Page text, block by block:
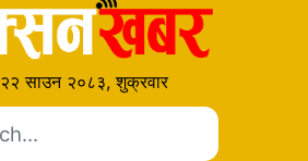
२२ साउन २०८३, शुक्रवार